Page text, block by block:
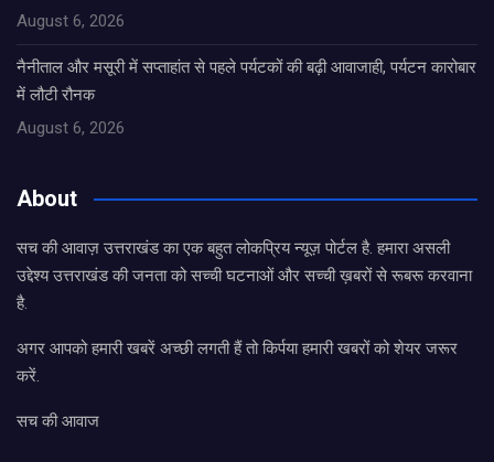
August 6, 2026
नैनीताल और मसूरी में सप्ताहांत से पहले पर्यटकों की बढ़ी आवाजाही, पर्यटन कारोबार
में लौटी रौनक
August 6, 2026
About
सच की आवाज़ उत्तराखंड का एक बहुत लोकप्रिय न्यूज़ पोर्टल है. हमारा असली
उद्देश्य उत्तराखंड की जनता को सच्ची घटनाओं और सच्ची ख़बरों से रूबरू करवाना
है.
अगर आपको हमारी खबरें अच्छी लगती हैं तो किर्पया हमारी खबरों को शेयर जरूर
करें.
सच की आवाज